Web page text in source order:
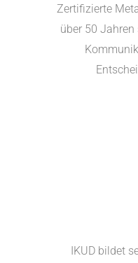
Zertifizierte
über 50
IKUD bildet